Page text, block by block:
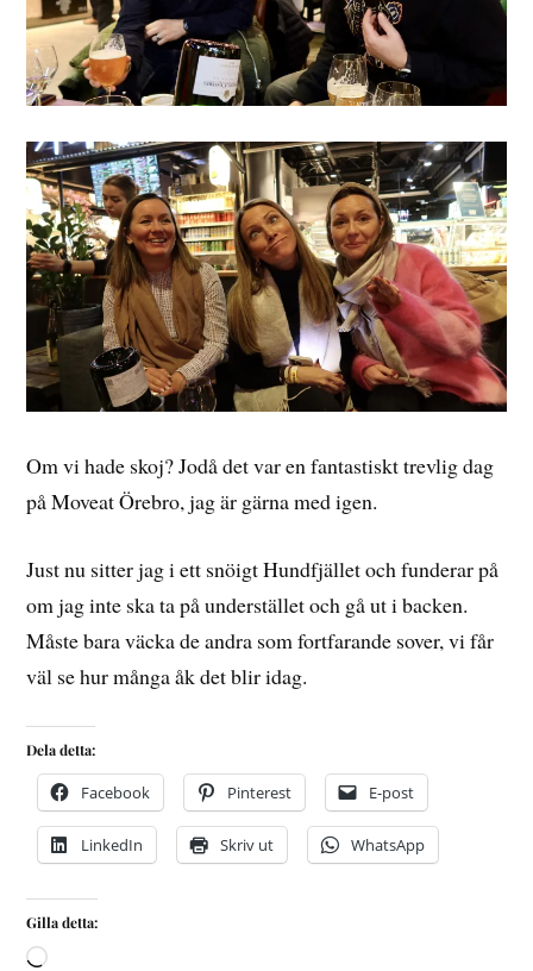
Om vi hade skoj? Jodå det var en fantastiskt trevlig dag
på Moveat Örebro, jag är gärna med igen.
Just nu sitter jag i ett snöigt Hundfjället och funderar på
om jag inte ska ta på understället och gå ut i backen.
Måste bara väcka de andra som fortfarande sover, vi får
väl se hur många åk det blir idag.
Dela detta:
Facebook Pinterest E-post
LinkedIn Skriv ut WhatsApp
Gilla detta: